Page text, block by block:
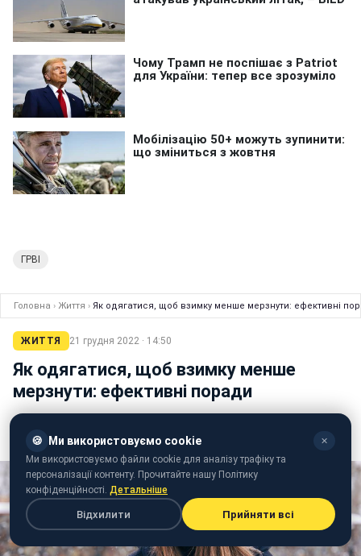
ГРВІ
Головна › Життя › Як одягатися, щоб взимку менше мерзнути: ефективні
ЖИТТЯ 21 грудня 2022 · 14:50
Як одягатися, щоб взимку менше
мерзнути: ефективні поради
Юлія Гаюк
журналістка РБК-Україна
🍪 Ми використовуємо cookie ✕
Ми використовуємо файли cookie для аналізу трафіку та
персоналізації контенту. Прочитайте нашу Політику
конфіденційності. Детальніше
Відхилити Прийняти всі